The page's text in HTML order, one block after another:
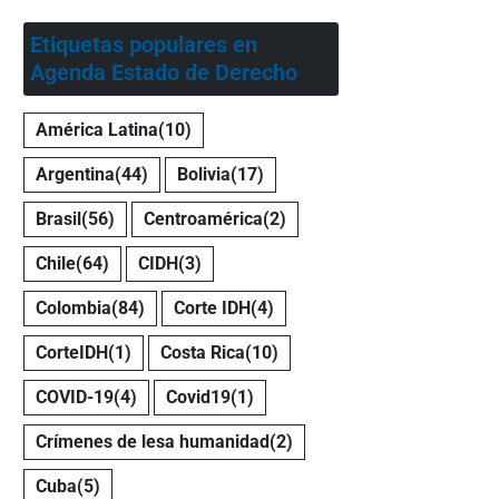
Etiquetas populares en
Agenda Estado de Derecho
América Latina(10)
Argentina(44) Bolivia(17)
Brasil(56) Centroamérica(2)
Chile(64) CIDH(3)
Colombia(84) Corte IDH(4)
CorteIDH(1) Costa Rica(10)
COVID-19(4) Covid19(1)
Crímenes de lesa humanidad(2)
Cuba(5)